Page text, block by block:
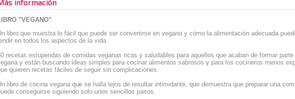
información
"VEGANO"
libro que muestra lo fácil que puede ser convertirse en vegano y cómo la alimentación adecuada
en todos los aspectos de la vida.
recetas estupendas de comidas veganas ricas y saludables para aquellos que acaban de formar
y están buscando ideas simples para cocinar alimentos sabrosos y para los cocineros menos
quieren recetas fáciles de seguir sin complicaciones.
libro de cocina vegana que se halla lejos de resultar intimidante, que demuestra que preparar una
conseguirse siguiendo solo unos sencillos pasos.